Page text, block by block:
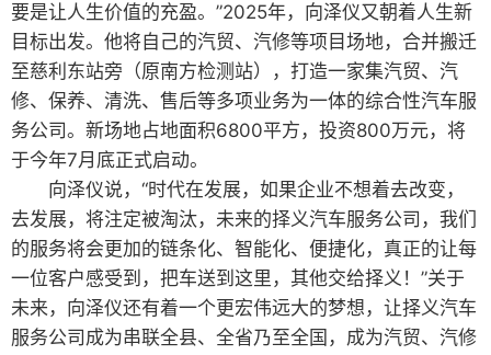
要是让人生价值的充盈。”2025年，向泽仪又朝着人生新
目标出发。他将自己的汽贸、汽修等项目场地，合并搬迁
至慈利东站旁（原南方检测站），打造一家集汽贸、汽
修、保养、清洗、售后等多项业务为一体的综合性汽车服
务公司。新场地占地面积6800平方，投资800万元，将
于今年7月底正式启动。
向泽仪说，“时代在发展，如果企业不想着去改变，
去发展，将注定被淘汰，未来的择义汽车服务公司，我们
的服务将会更加的链条化、智能化、便捷化，真正的让每
一位客户感受到，把车送到这里，其他交给择义！”关于
未来，向泽仪还有着一个更宏伟远大的梦想，让择义汽车
服务公司成为串联全县、全省乃至全国，成为汽贸、汽修